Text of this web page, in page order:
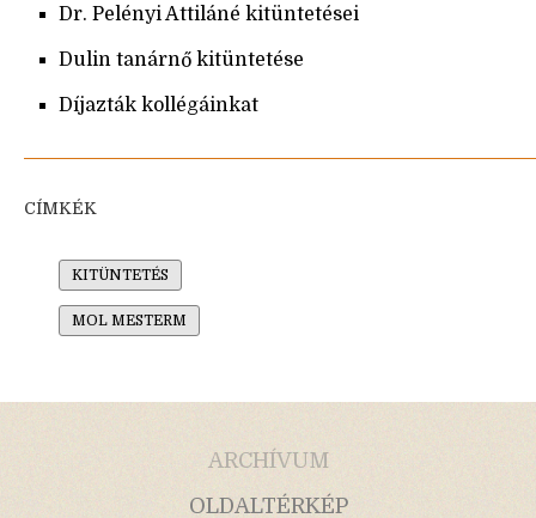
Dr. Pelényi Attiláné kitüntetései
Dulin tanárnő kitüntetése
Díjazták kollégáinkat
CÍMKÉK
KITÜNTETÉS
MOL MESTERM
ARCHÍVUM
OLDALTÉRKÉP